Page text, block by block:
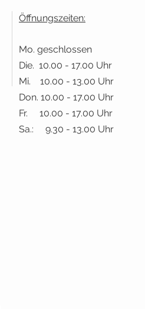
Öffnungszeiten:
Mo. geschlossen
Die. 10.00 - 17.00 Uhr
Mi. 10.00 - 13.00 Uhr
Don. 10.00 - 17.00 Uhr
Fr. 10.00 - 17.00 Uhr
Sa.: 9.30 - 13.00 Uhr